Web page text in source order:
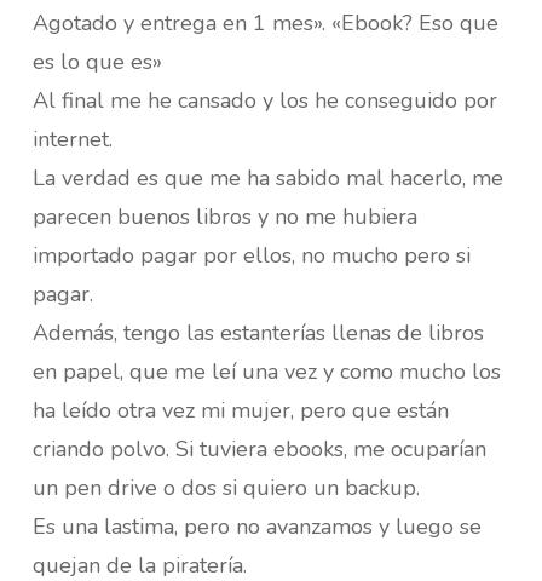
Agotado y entrega en 1 mes». «Ebook? Eso que
es lo que es»
Al final me he cansado y los he conseguido por
internet.
La verdad es que me ha sabido mal hacerlo, me
parecen buenos libros y no me hubiera
importado pagar por ellos, no mucho pero si
pagar.
Además, tengo las estanterías llenas de libros
en papel, que me leí una vez y como mucho los
ha leído otra vez mi mujer, pero que están
criando polvo. Si tuviera ebooks, me ocuparían
un pen drive o dos si quiero un backup.
Es una lastima, pero no avanzamos y luego se
quejan de la piratería.